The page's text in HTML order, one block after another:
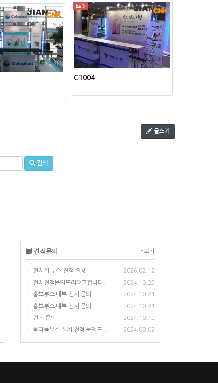
3
CT004
글쓰기
검색
견적문의 더보기
• 전시회 부스 견적 요청 2026.02.12
• 전시견적문의드리려고합니다. 2024.10.25
• 홍보부스 내부 전시 문의 2024.10.21
• 홍보부스 내부 전시 문의 2024.10.21
• 견적 문의 2024.10.12
• 옥타늄부스 설치 견적 문의드... 2024.08.02